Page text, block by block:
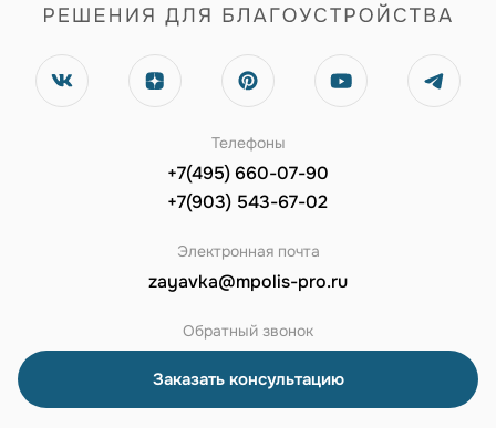
Телефоны
+7(495) 660-07-90
+7(903) 543-67-02
Электронная почта
zayavka@mpolis-pro.ru
Обратный звонок
Заказать консультацию